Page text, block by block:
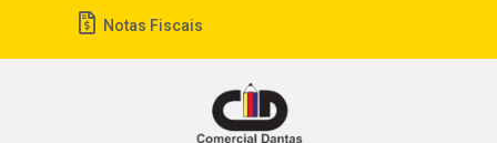
Notas Fiscais